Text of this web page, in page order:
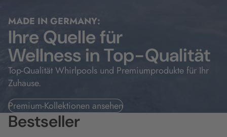
MADE IN GERMANY:
Ihre Quelle für
Wellness in Top-Qualität
Top-Qualität Whirlpools und Premiumprodukte für Ihr
Zuhause.
Premium-Kollektionen ansehen
Bestseller